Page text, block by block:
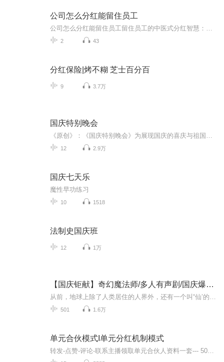
公司怎么分红能留住员工
2 43
分红保险|烤不糊 芝士百分百
9 3.7万
国庆特别晚会
12 2.9万
国庆七天乐
魔性早功练习
10 1518
法制史国庆班
12 1万
【国庆钜献】奇幻魔法师/多人有声剧/国庆爆更七天乐
501 1.6万
单元合伙模式I单元分红机制模式